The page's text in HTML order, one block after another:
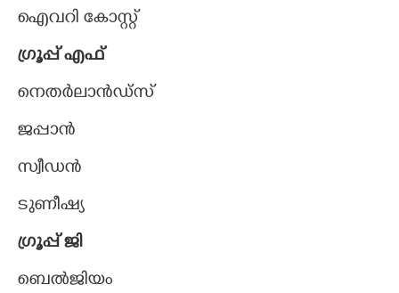
ഐവറി കോസ്റ്റ്
ഗ്രൂപ്പ് എഫ്
നെതർലാൻഡ്സ്
ജപ്പാൻ
സ്വീഡൻ
ടുണീഷ്യ
ഗ്രൂപ്പ് ജി
ബെൽജിയം